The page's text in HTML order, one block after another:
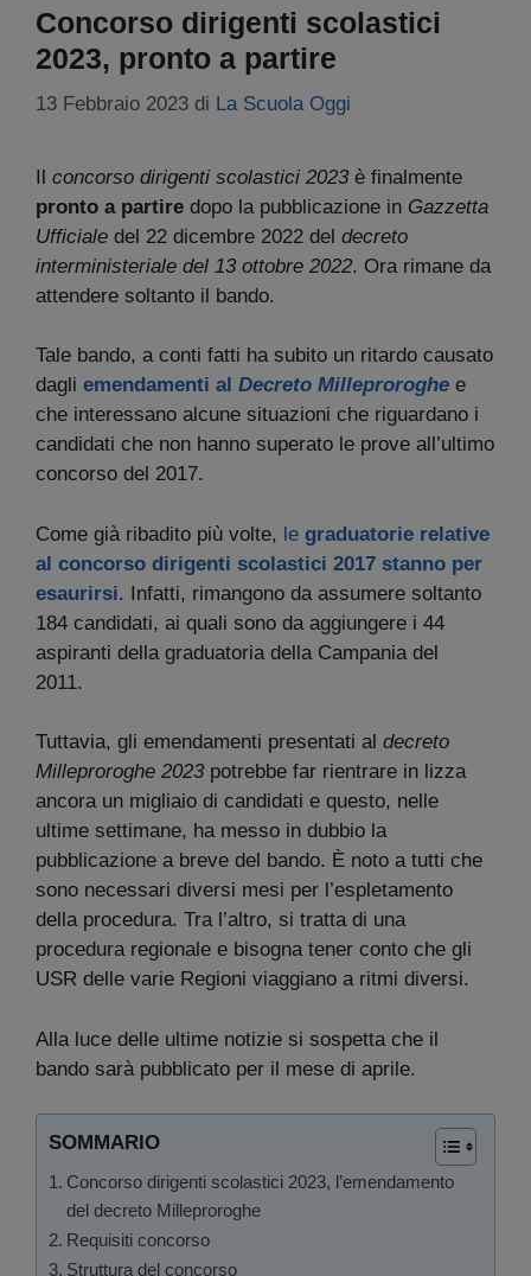
Concorso dirigenti scolastici
2023, pronto a partire
13 Febbraio 2023 di La Scuola Oggi
Il concorso dirigenti scolastici 2023 è finalmente
pronto a partire dopo la pubblicazione in Gazzetta
Ufficiale del 22 dicembre 2022 del decreto
interministeriale del 13 ottobre 2022. Ora rimane da
attendere soltanto il bando.
Tale bando, a conti fatti ha subito un ritardo causato
dagli emendamenti al Decreto Milleproroghe e
che interessano alcune situazioni che riguardano i
candidati che non hanno superato le prove all’ultimo
concorso del 2017.
Come già ribadito più volte, le graduatorie relative
al concorso dirigenti scolastici 2017 stanno per
esaurirsi. Infatti, rimangono da assumere soltanto
184 candidati, ai quali sono da aggiungere i 44
aspiranti della graduatoria della Campania del
2011.
Tuttavia, gli emendamenti presentati al decreto
Milleproroghe 2023 potrebbe far rientrare in lizza
ancora un migliaio di candidati e questo, nelle
ultime settimane, ha messo in dubbio la
pubblicazione a breve del bando. È noto a tutti che
sono necessari diversi mesi per l’espletamento
della procedura. Tra l’altro, si tratta di una
procedura regionale e bisogna tener conto che gli
USR delle varie Regioni viaggiano a ritmi diversi.
Alla luce delle ultime notizie si sospetta che il
bando sarà pubblicato per il mese di aprile.
SOMMARIO
Concorso dirigenti scolastici 2023, l’emendamento
del decreto Milleproroghe
Requisiti concorso
Struttura del concorso